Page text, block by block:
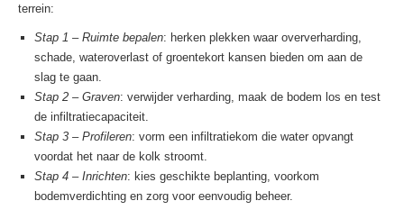
terrein:
Stap 1 – Ruimte bepalen: herken plekken waar oververharding,
schade, wateroverlast of groentekort kansen bieden om aan de
slag te gaan.
Stap 2 – Graven: verwijder verharding, maak de bodem los en test
de infiltratiecapaciteit.
Stap 3 – Profileren: vorm een infiltratiekom die water opvangt
voordat het naar de kolk stroomt.
Stap 4 – Inrichten: kies geschikte beplanting, voorkom
bodemverdichting en zorg voor eenvoudig beheer.